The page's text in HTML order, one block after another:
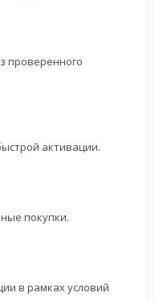
проверенного
активации.
покупки.
в рамках условий